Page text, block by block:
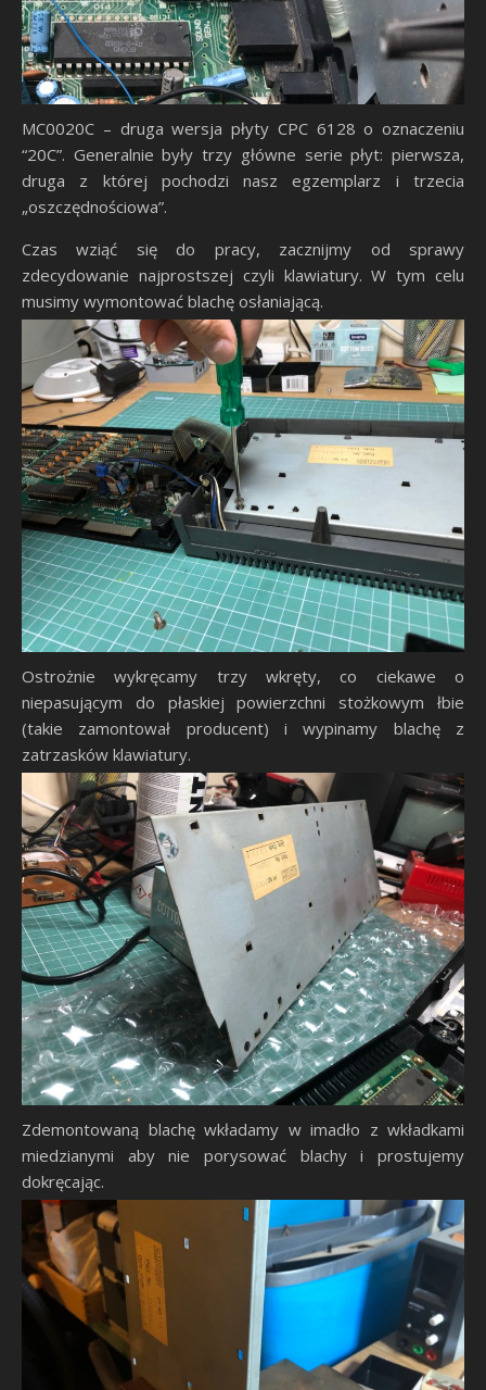
MC0020C – druga wersja płyty CPC 6128 o oznaczeniu
“20C”. Generalnie były trzy główne serie płyt: pierwsza,
druga z której pochodzi nasz egzemplarz i trzecia
„oszczędnościowa”.
Czas wziąć się do pracy, zacznijmy od sprawy
zdecydowanie najprostszej czyli klawiatury. W tym celu
musimy wymontować blachę osłaniającą.
Ostrożnie wykręcamy trzy wkręty, co ciekawe o
niepasującym do płaskiej powierzchni stożkowym łbie
(takie zamontował producent) i wypinamy blachę z
zatrzasków klawiatury.
Zdemontowaną blachę wkładamy w imadło z wkładkami
miedzianymi aby nie porysować blachy i prostujemy
dokręcając.